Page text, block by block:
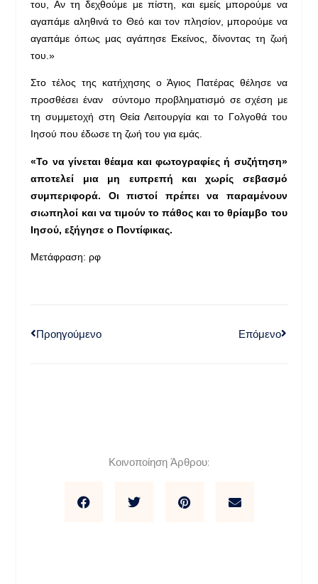
του, Αν τη δεχθούμε με πίστη, και εμείς μπορούμε να
αγαπάμε αληθινά το Θεό και τον πλησίον, μπορούμε να
αγαπάμε όπως μας αγάπησε Εκείνος, δίνοντας τη ζωή
του.»
Στο τέλος της κατήχησης ο Άγιος Πατέρας θέλησε να
προσθέσει έναν σύντομο προβληματισμό σε σχέση με
τη συμμετοχή στη Θεία Λειτουργία και το Γολγοθά του
Ιησού που έδωσε τη ζωή του για εμάς.
«Το να γίνεται θέαμα και φωτογραφίες ή συζήτηση»
αποτελεί μια μη ευπρεπή και χωρίς σεβασμό
συμπεριφορά. Οι πιστοί πρέπει να παραμένουν
σιωπηλοί και να τιμούν το πάθος και το θρίαμβο του
Ιησού, εξήγησε ο Ποντίφικας.
Μετάφραση: ρφ
Προηγούμενο Επόμενο
Κοινοποίηση Άρθρου: